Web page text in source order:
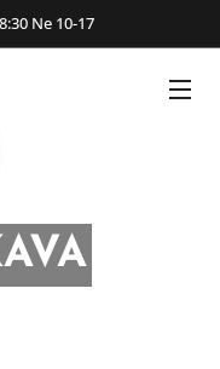
Ne 10-17